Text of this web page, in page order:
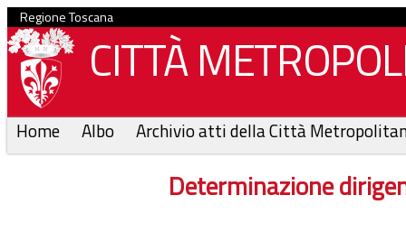
Regione Toscana
CITTÀ
Home Albo Archivio atti della Città
Determinazione